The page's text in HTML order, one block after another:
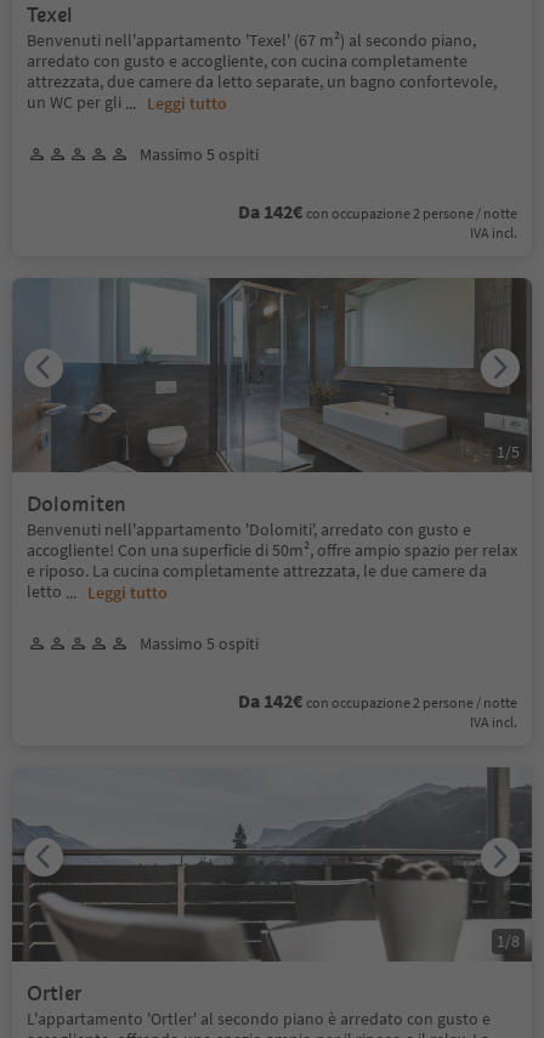
Texel
Benvenuti nell'appartamento 'Texel' (67 m²) al secondo piano,
arredato con gusto e accogliente, con cucina completamente
attrezzata, due camere da letto separate, un bagno confortevole,
un WC per gli ... Leggi tutto
Massimo 5 ospiti
Da 142€ con occupazione 2 persone / notte
IVA incl.
Dolomiten
Benvenuti nell'appartamento 'Dolomiti', arredato con gusto e
accogliente! Con una superficie di 50m², offre ampio spazio per relax
e riposo. La cucina completamente attrezzata, le due camere da
letto ... Leggi tutto
Massimo 5 ospiti
Da 142€ con occupazione 2 persone / notte
IVA incl.
1 /5
Ortler
L'appartamento 'Ortler' al secondo piano è arredato con gusto e
1 /8